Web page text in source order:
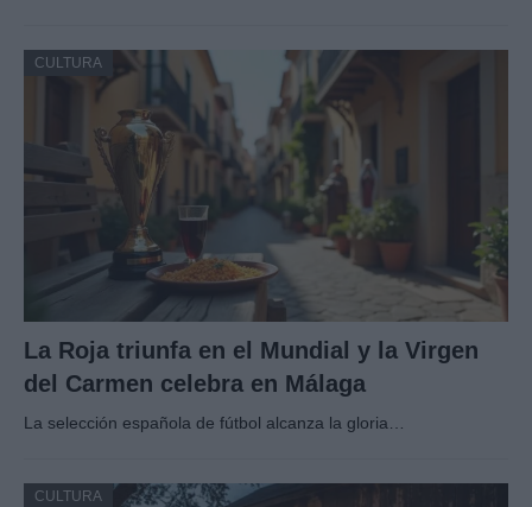
CULTURA
La Roja triunfa en el Mundial y la Virgen
del Carmen celebra en Málaga
La selección española de fútbol alcanza la gloria…
CULTURA